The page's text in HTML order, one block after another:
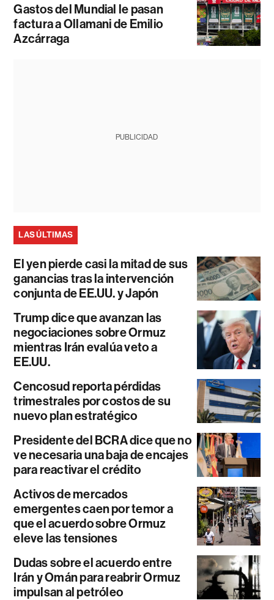
Gastos del Mundial le pasan
factura a Ollamani de Emilio
Azcárraga
PUBLICIDAD
LAS ÚLTIMAS
El yen pierde casi la mitad de sus
ganancias tras la intervención
conjunta de EE.UU. y Japón
Trump dice que avanzan las
negociaciones sobre Ormuz
mientras Irán evalúa veto a
EE.UU.
Cencosud reporta pérdidas
trimestrales por costos de su
nuevo plan estratégico
Presidente del BCRA dice que no
ve necesaria una baja de encajes
para reactivar el crédito
Activos de mercados
emergentes caen por temor a
que el acuerdo sobre Ormuz
eleve las tensiones
Dudas sobre el acuerdo entre
Irán y Omán para reabrir Ormuz
impulsan al petróleo